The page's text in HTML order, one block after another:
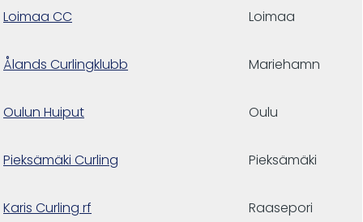
Loimaa CC Loimaa
Ålands Curlingklubb Mariehamn
Oulun Huiput Oulu
Pieksämäki Curling Pieksämäki
Karis Curling rf Raasepori